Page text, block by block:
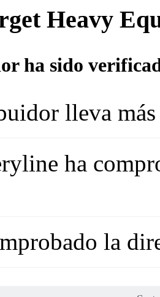
Heavy
ha sido
lleva
ha
la